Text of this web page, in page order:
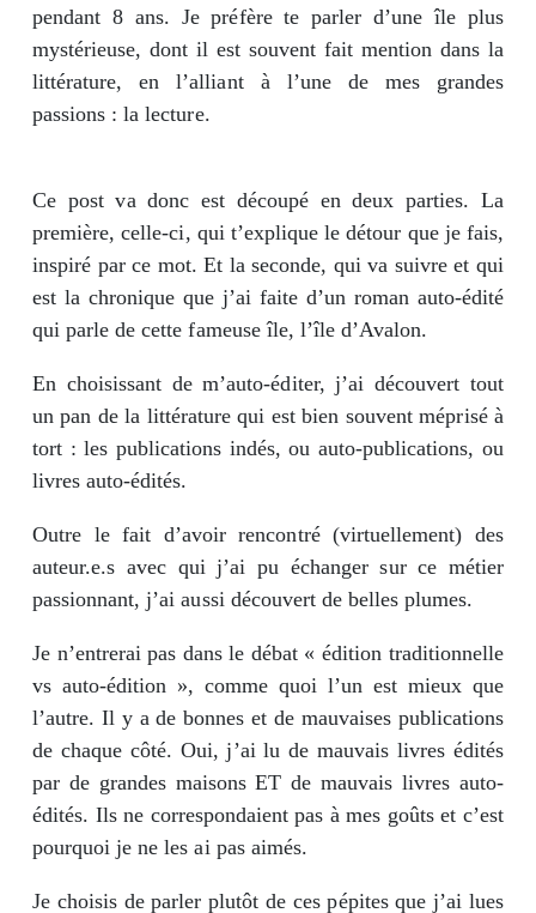
pendant 8 ans. Je préfère te parler d’une île plus
mystérieuse, dont il est souvent fait mention dans la
littérature, en l’alliant à l’une de mes grandes
passions : la lecture.
Ce post va donc est découpé en deux parties. La
première, celle-ci, qui t’explique le détour que je fais,
inspiré par ce mot. Et la seconde, qui va suivre et qui
est la chronique que j’ai faite d’un roman auto-édité
qui parle de cette fameuse île, l’île d’Avalon.
En choisissant de m’auto-éditer, j’ai découvert tout
un pan de la littérature qui est bien souvent méprisé à
tort : les publications indés, ou auto-publications, ou
livres auto-édités.
Outre le fait d’avoir rencontré (virtuellement) des
auteur.e.s avec qui j’ai pu échanger sur ce métier
passionnant, j’ai aussi découvert de belles plumes.
Je n’entrerai pas dans le débat « édition traditionnelle
vs auto-édition », comme quoi l’un est mieux que
l’autre. Il y a de bonnes et de mauvaises publications
de chaque côté. Oui, j’ai lu de mauvais livres édités
par de grandes maisons ET de mauvais livres auto-
édités. Ils ne correspondaient pas à mes goûts et c’est
pourquoi je ne les ai pas aimés.
Je choisis de parler plutôt de ces pépites que j’ai lues